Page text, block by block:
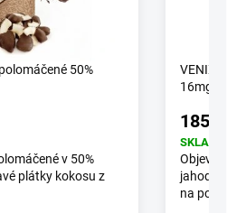
50%
v 50%
plátky kokosu z
VENIX-
16mg/
185
Objev
jahoda-
na pod